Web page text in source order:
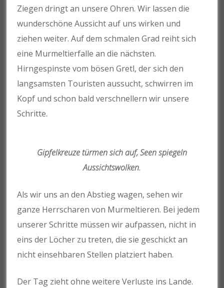
Ziegen dringt an unsere Ohren. Wir lassen die
wunderschöne Aussicht auf uns wirken und
ziehen weiter. Auf dem schmalen Grad reiht sich
eine Murmeltierfalle an die nächsten.
Hirngespinste vom bösen Gretl, der sich den
langsamsten Touristen aussucht, schwirren im
Kopf und schon bald verschnellern wir unsere
Schritte.
Gipfelkreuze türmen sich auf, Seen spiegeln
Aussichtswolken.
Als wir uns an den Abstieg wagen, sehen wir
ganze Herrscharen von Murmeltieren. Bei jedem
unserer Schritte müssen wir aufpassen, nicht in
eins der Löcher zu treten, die sie geschickt an
nicht einsehbaren Stellen platziert haben.
Der Tag zieht ohne weitere Verluste ins Lande.